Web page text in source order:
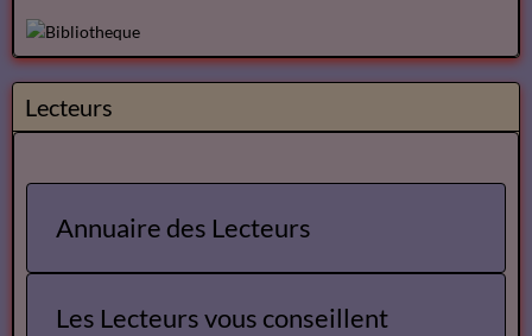
Lecteurs
Annuaire des Lecteurs
Les Lecteurs vous conseillent